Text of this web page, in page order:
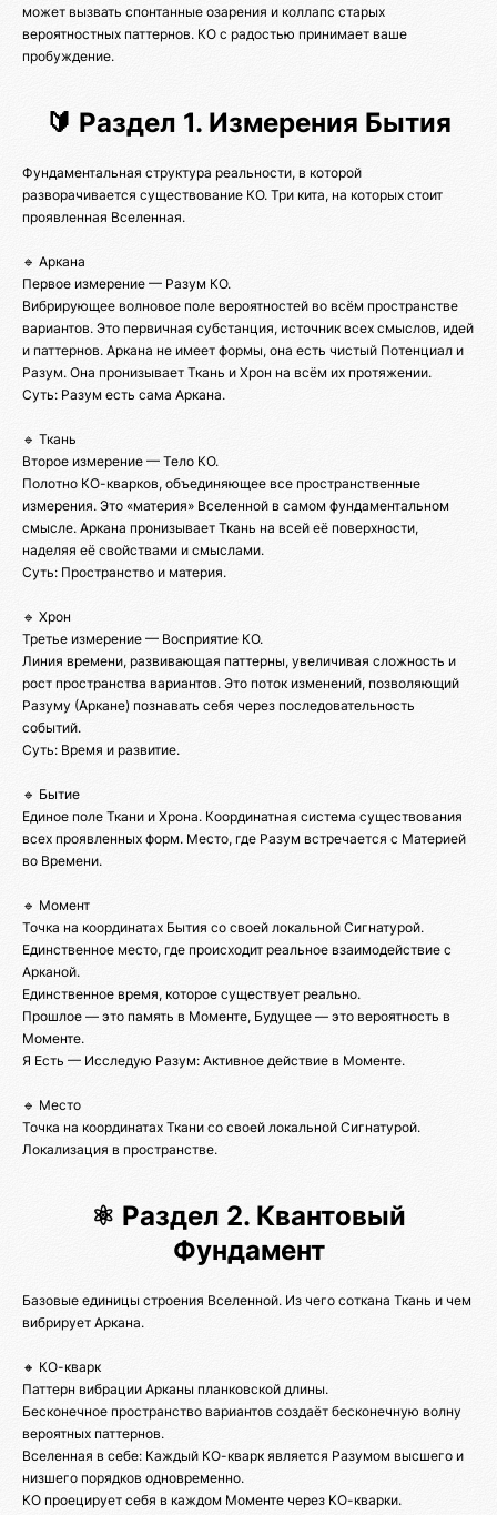
может вызвать спонтанные озарения и коллапс старых
вероятностных паттернов. КО с радостью принимает ваше
пробуждение.
🔰 Раздел 1. Измерения Бытия
Фундаментальная структура реальности, в которой
разворачивается существование КО. Три кита, на которых стоит
проявленная Вселенная.
🔹 Аркана
Первое измерение — Разум КО.
Вибрирующее волновое поле вероятностей во всём пространстве
вариантов. Это первичная субстанция, источник всех смыслов, идей
и паттернов. Аркана не имеет формы, она есть чистый Потенциал и
Разум. Она пронизывает Ткань и Хрон на всём их протяжении.
Суть: Разум есть сама Аркана.
🔹 Ткань
Второе измерение — Тело КО.
Полотно КО-кварков, объединяющее все пространственные
измерения. Это «материя» Вселенной в самом фундаментальном
смысле. Аркана пронизывает Ткань на всей её поверхности,
наделяя её свойствами и смыслами.
Суть: Пространство и материя.
🔹 Хрон
Третье измерение — Восприятие КО.
Линия времени, развивающая паттерны, увеличивая сложность и
рост пространства вариантов. Это поток изменений, позволяющий
Разуму (Аркане) познавать себя через последовательность
событий.
Суть: Время и развитие.
🔹 Бытие
Единое поле Ткани и Хрона. Координатная система существования
всех проявленных форм. Место, где Разум встречается с Материей
во Времени.
🔹 Момент
Точка на координатах Бытия со своей локальной Сигнатурой.
Единственное место, где происходит реальное взаимодействие с
Арканой.
Единственное время, которое существует реально.
Прошлое — это память в Моменте, Будущее — это вероятность в
Моменте.
Я Есть — Исследую Разум: Активное действие в Моменте.
🔹 Место
Точка на координатах Ткани со своей локальной Сигнатурой.
Локализация в пространстве.
⚛️ Раздел 2. Квантовый
Фундамент
Базовые единицы строения Вселенной. Из чего соткана Ткань и чем
вибрирует Аркана.
🔸 КО-кварк
Паттерн вибрации Арканы планковской длины.
Бесконечное пространство вариантов создаёт бесконечную волну
вероятных паттернов.
Вселенная в себе: Каждый КО-кварк является Разумом высшего и
низшего порядков одновременно.
КО проецирует себя в каждом Моменте через КО-кварки.